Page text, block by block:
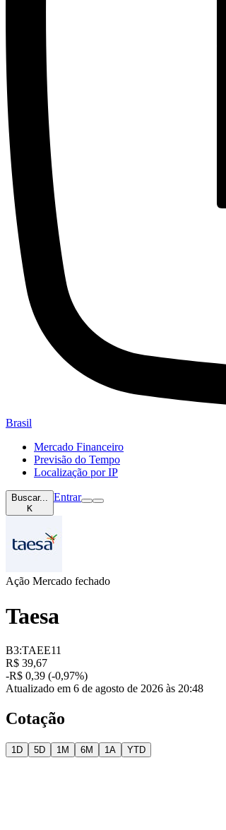
Brasil
Mercado Financeiro
Previsão do Tempo
Localização por IP
Buscar...
K
Entrar
Ação Mercado fechado
Taesa
B3:TAEE11
R$ 39,67
-R$ 0,39 (-0,97%)
Atualizado em 6 de agosto de 2026 às 20:48
Cotação
1D 5D 1M 6M 1A YTD